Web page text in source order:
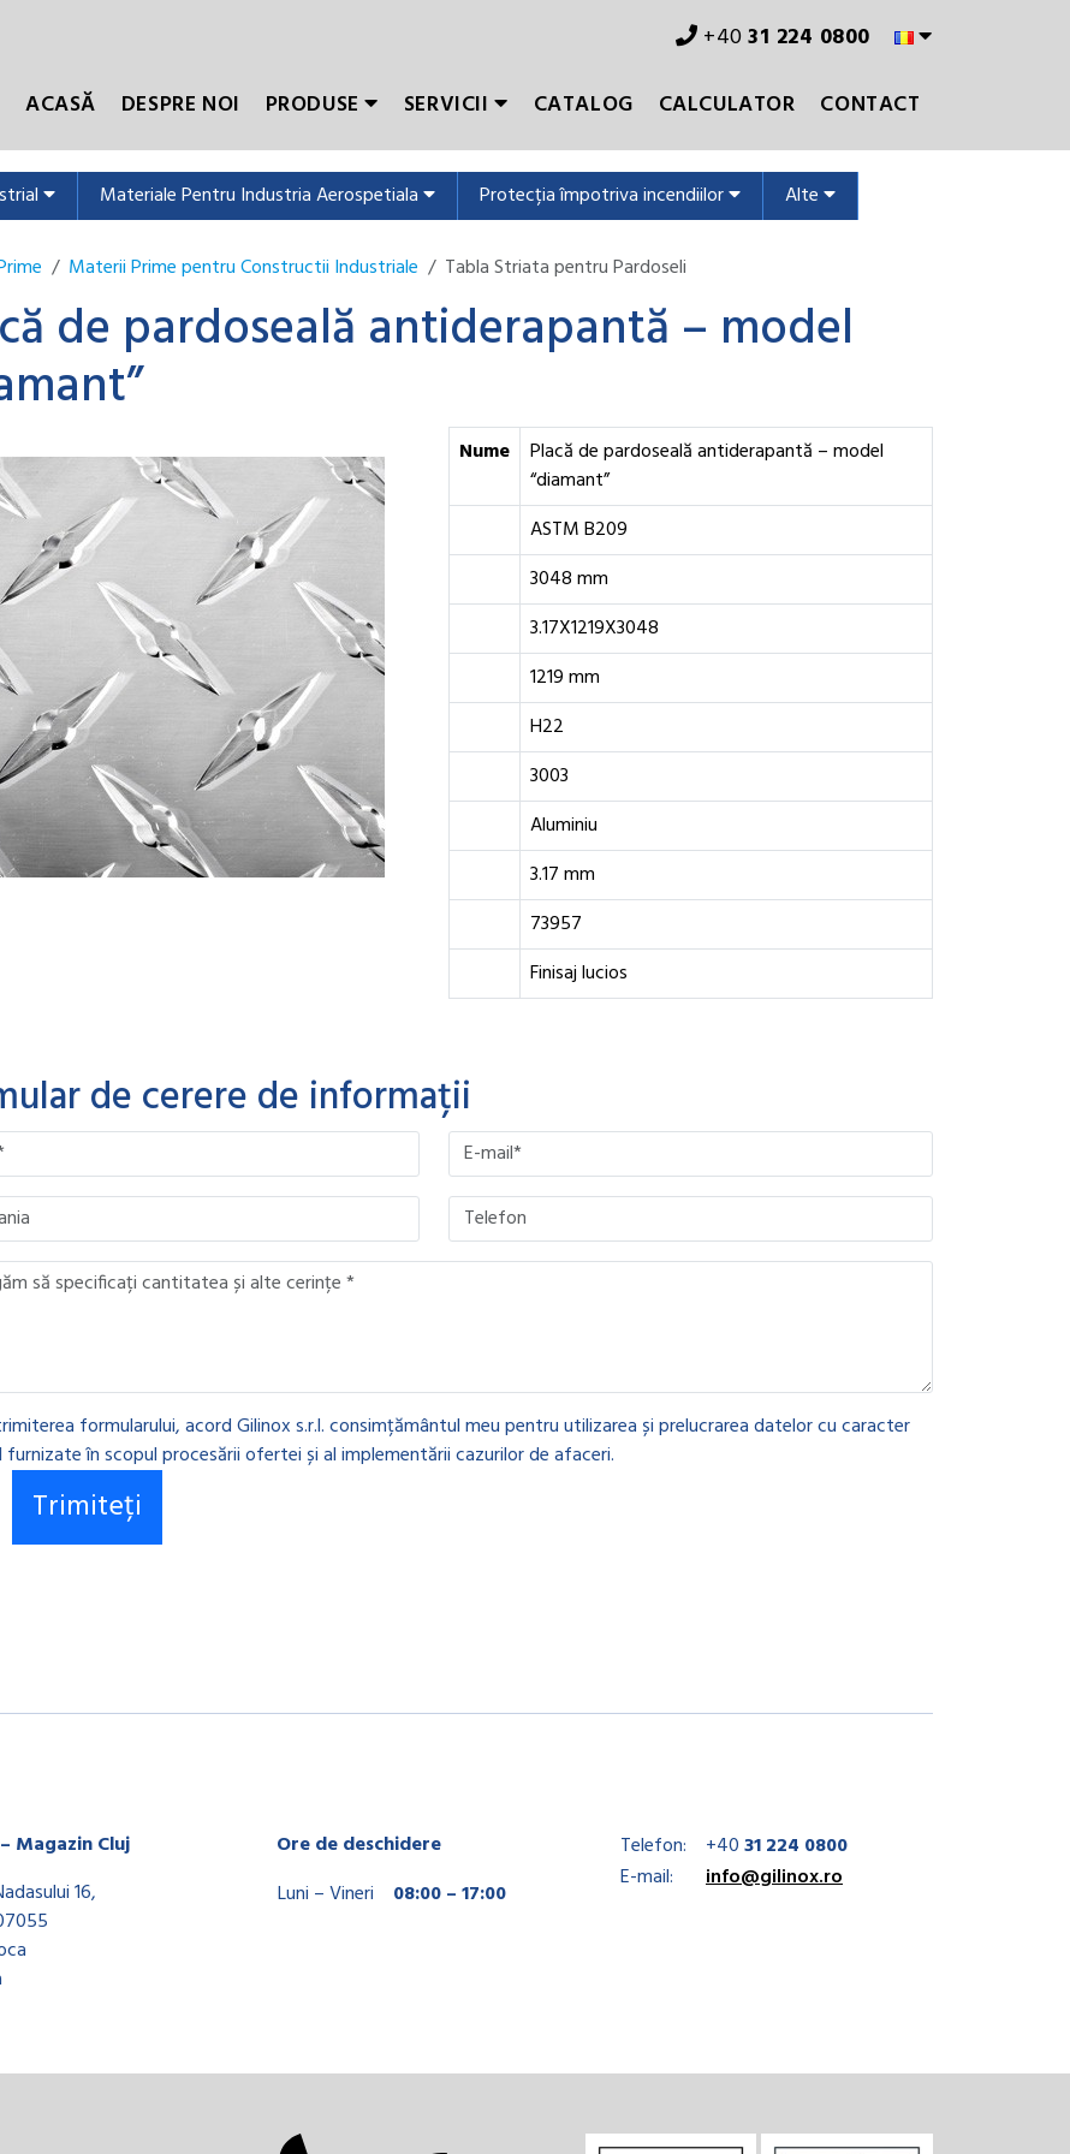
+4031 224 0800
ACASĂ
DESPRE NOI PRODUSE SERVICII CATALOG CALCULATOR CONTACT
Materiale Pentru Industria Aerospetiala Protecția împotriva incendiilor Alte
Materii Prime pentru Constructii Industriale Tabla Striata pentru Pardoseli
de pardoseală antiderapantă – model
Nume
Placă de pardoseală antiderapantă – model
“diamant”
ASTM B209
3048 mm
3.17X1219X3048
1219 mm
H22
3003
Aluminiu
3.17 mm
73957
Finisaj lucios
de cerere de informații
this field empty.
this field empty.
this field empty.
this field empty.
formularului, acord Gilinox s.r.l. consimțământul meu pentru utilizarea și prelucrarea datelor cu caracter
furnizate în scopul procesării ofertei și al implementării cazurilor de afaceri.
Magazin Cluj
16,
Ore de deschidere
Luni – Vineri
08:00 – 17:00
Telefon: +4031 224 0800
E-mail:
info@gilinox.ro